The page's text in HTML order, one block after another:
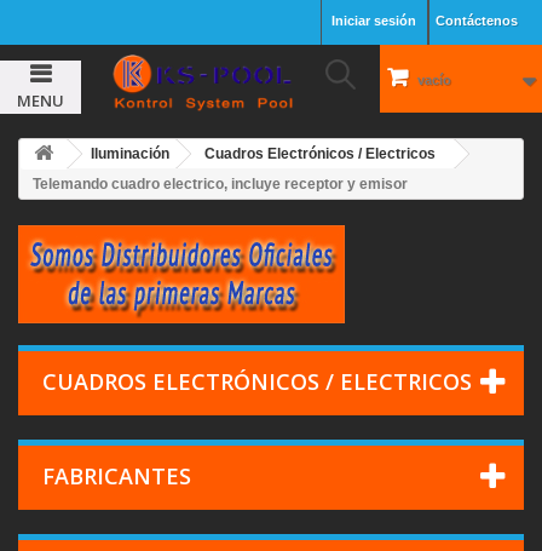
Contáctenos
Iniciar sesión
vacío
MENU
Iluminación
Cuadros Electrónicos / Electricos
Telemando cuadro electrico, incluye receptor y emisor
CUADROS ELECTRÓNICOS / ELECTRICOS
FABRICANTES